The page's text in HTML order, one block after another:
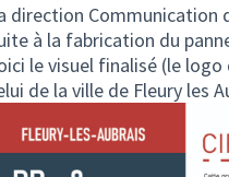
direction Communication
à la fabrication du
le visuel finalisé (le
de la ville de Fleury les